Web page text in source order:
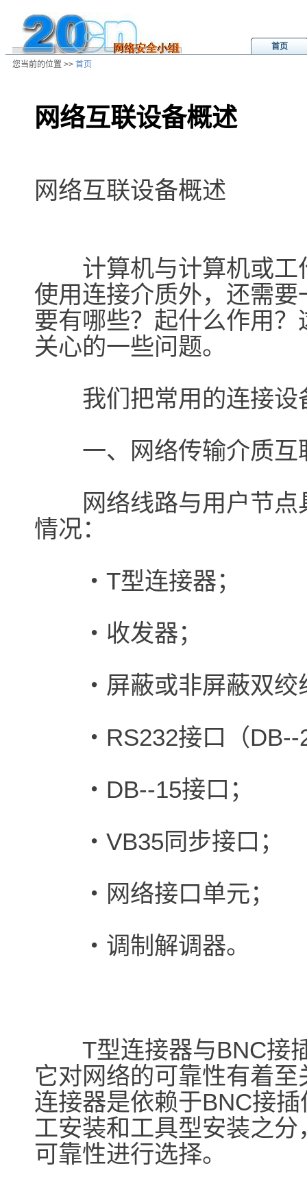
首页
您当前的位置 >> 首页
网络互联设备概述
网络互联设备概述
计算机与计算机或工
使用连接介质外，还需
要有哪些？起什么作用
关心的一些问题。
我们把常用的连接设
一、网络传输介质互
网络线路与用户节点
情况：
・T型连接器；
・收发器；
・屏蔽或非屏蔽双绞
・RS232接口（DB--
・DB--15接口；
・VB35同步接口；
・网络接口单元；
・调制解调器。
T型连接器与BNC接插
它对网络的可靠性有着
连接器是依赖于BNC接
工安装和工具型安装之
可靠性进行选择。